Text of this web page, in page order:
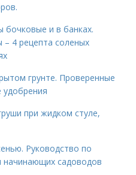
и в банках.
4 рецепта соленых
грунте. Проверенные
удобрения
при жидком стуле,
Руководство по
начинающих садоводов